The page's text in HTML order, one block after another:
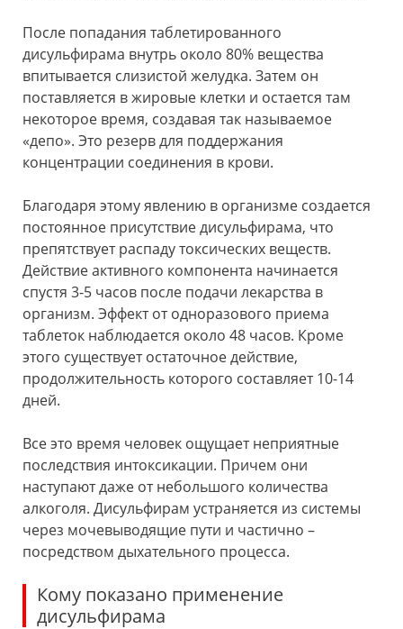
После попадания таблетированного
дисульфирама внутрь около 80% вещества
впитывается слизистой желудка. Затем он
поставляется в жировые клетки и остается там
некоторое время, создавая так называемое
«депо». Это резерв для поддержания
концентрации соединения в крови.
Благодаря этому явлению в организме создается
постоянное присутствие дисульфирама, что
препятствует распаду токсических веществ.
Действие активного компонента начинается
спустя 3-5 часов после подачи лекарства в
организм. Эффект от одноразового приема
таблеток наблюдается около 48 часов. Кроме
этого существует остаточное действие,
продолжительность которого составляет 10-14
дней.
Все это время человек ощущает неприятные
последствия интоксикации. Причем они
наступают даже от небольшого количества
алкоголя. Дисульфирам устраняется из системы
через мочевыводящие пути и частично –
посредством дыхательного процесса.
Кому показано применение
дисульфирама